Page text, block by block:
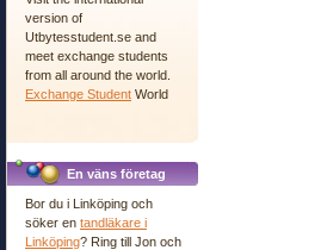
version of
Utbytesstudent.se and
meet exchange students
from all around the world.
Exchange Student World
En väns företag
Bor du i Linköping och
söker en tandläkare i
Linköping? Ring till Jon och